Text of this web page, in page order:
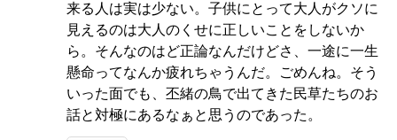
来る人は実は少ない。子供にとって大人がクソに
見えるのは大人のくせに正しいことをしないか
ら。そんなのはど正論なんだけどさ、一途に一生
懸命ってなんか疲れちゃうんだ。ごめんね。そう
いった面でも、丕緒の鳥で出てきた民草たちのお
話と対極にあるなぁと思うのであった。